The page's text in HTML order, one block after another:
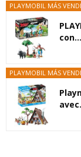
PLAYMOBIL MÁS
con...
PLAYMOBIL MÁS